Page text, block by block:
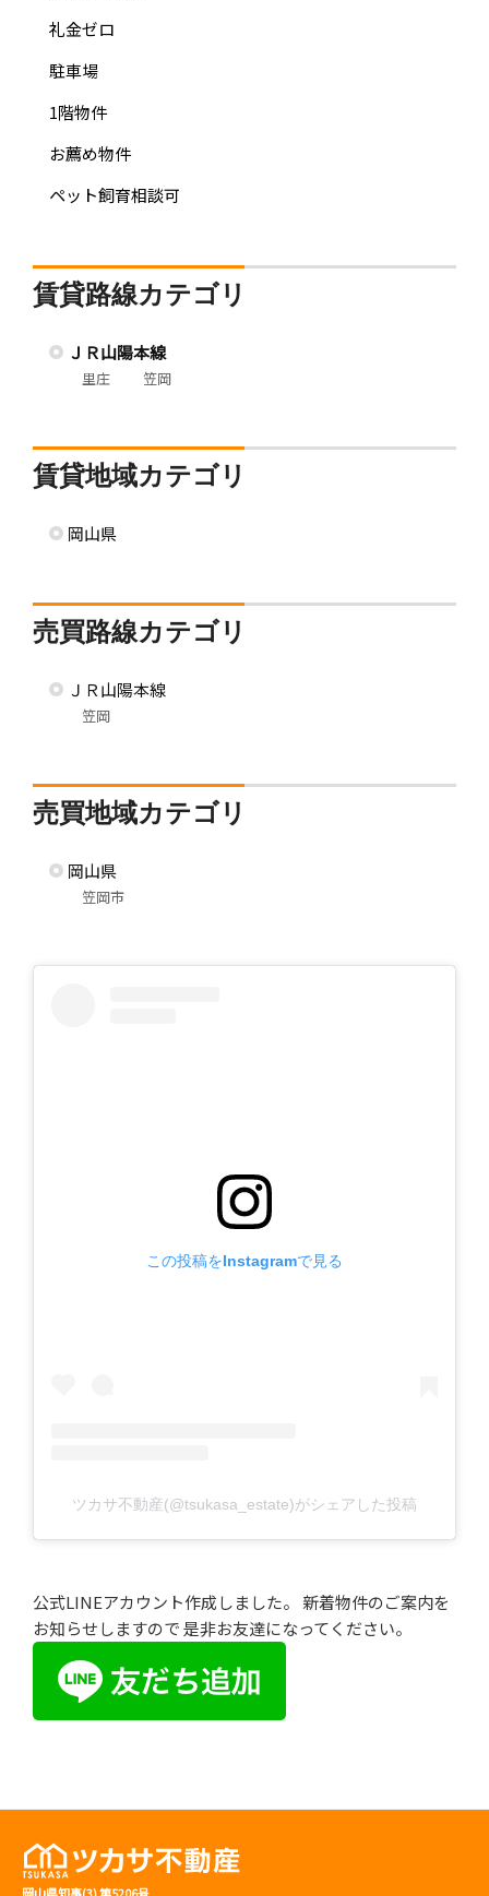
礼金ゼロ
駐車場
1階物件
お薦め物件
ペット飼育相談可
賃貸路線カテゴリ
ＪＲ山陽本線
里庄 笠岡
賃貸地域カテゴリ
岡山県
売買路線カテゴリ
ＪＲ山陽本線
笠岡
売買地域カテゴリ
岡山県
笠岡市
この投稿をInstagramで見る
ツカサ不動産(@tsukasa_estate)がシェアした投稿
公式LINEアカウント作成しました。 新着物件のご案内を
お知らせしますので 是非お友達になってください。